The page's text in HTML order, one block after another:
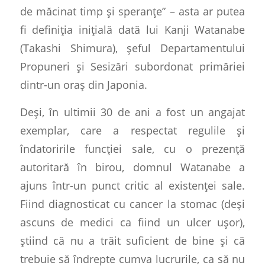
de măcinat timp și speranțe” – asta ar putea
fi definiția inițială dată lui Kanji Watanabe
(Takashi Shimura), șeful Departamentului
Propuneri și Sesizări subordonat primăriei
dintr-un oraș din Japonia.
Deși, în ultimii 30 de ani a fost un angajat
exemplar, care a respectat regulile și
îndatoririle funcției sale, cu o prezență
autoritară în birou, domnul Watanabe a
ajuns într-un punct critic al existenței sale.
Fiind diagnosticat cu cancer la stomac (deși
ascuns de medici ca fiind un ulcer ușor),
știind că nu a trăit suficient de bine și că
trebuie să îndrepte cumva lucrurile, ca să nu